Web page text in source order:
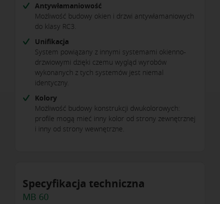
Antywłamaniowość
Możliwość budowy okien i drzwi antywłamaniowych
do klasy RC3.
Unifikacja
System powiązany z innymi systemami okienno-
drzwiowymi dzięki czemu wygląd wyrobów
wykonanych z tych systemów jest niemal
identyczny.
Kolory
Możliwość budowy konstrukcji dwukolorowych:
profile mogą mieć inny kolor od strony zewnętrznej
i inny od strony wewnętrzne.
Specyfikacja techniczna
MB 60